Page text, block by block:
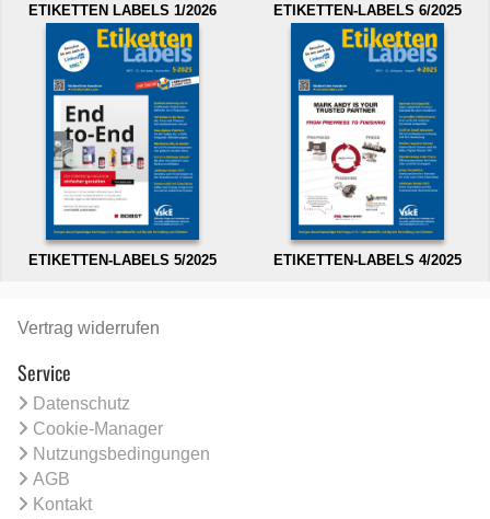
ETIKETTEN LABELS 1/2026 ETIKETTEN-LABELS 6/2025
ETIKETTEN-LABELS 5/2025 ETIKETTEN-LABELS 4/2025
Vertrag widerrufen
Service
Datenschutz
Cookie-Manager
Nutzungsbedingungen
AGB
Kontakt